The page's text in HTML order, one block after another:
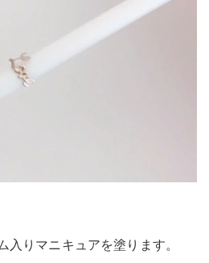
入りマニキュアを塗ります。